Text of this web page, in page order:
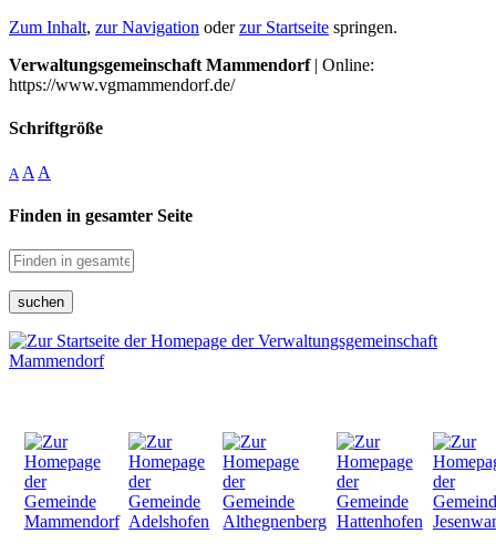
Zum Inhalt, zur Navigation oderzur Startseite springen.
Verwaltungsgemeinschaft Mammendorf| Online:
https://www.vgmammendorf.de/
Schriftgröße
A A A
Finden in gesamter Seite
suchen